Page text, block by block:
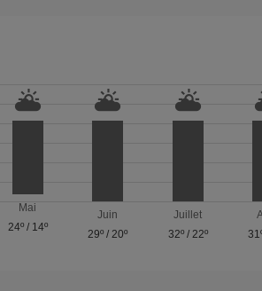
Mai
24º/ 14º
Juin
29º / 20º
Juillet
32º/ 22º